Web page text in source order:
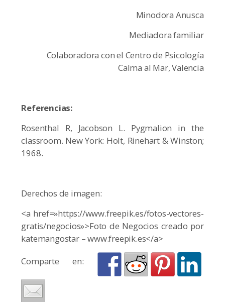
Minodora Anusca
Mediadora familiar
Colaboradora con el Centro de Psicología
Calma al Mar, Valencia
Referencias:
Rosenthal R, Jacobson L. Pygmalion in the
classroom. New York: Holt, Rinehart & Winston;
1968.
Derechos de imagen:
<a href=»https://www.freepik.es/fotos-vectores-
gratis/negocios»>Foto de Negocios creado por
katemangostar – www.freepik.es</a>
Comparte en: